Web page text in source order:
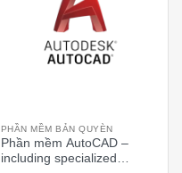
PHẦN MỀM BẢN QUYÈN
Phần mềm AutoCAD –
including specialized